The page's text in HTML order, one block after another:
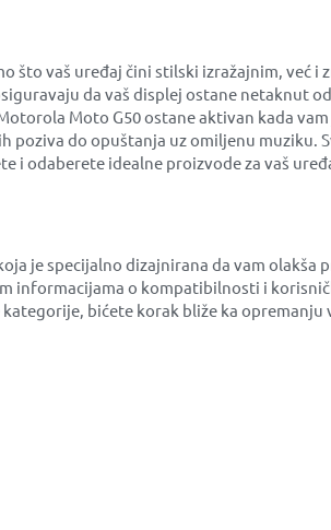
što vaš uređaj čini stilski izražajnim, već
da vaš displej ostane netaknut
Moto G50 ostane aktivan kada
do opuštanja uz omiljenu muziku.
i odaberete idealne proizvode za vaš
je specijalno dizajnirana da vam olakša
o kompatibilnosti i
bićete korak bliže ka